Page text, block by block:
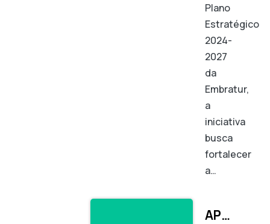
Plano
Estratégico
2024-
2027
da
Embratur,
a
iniciativa
busca
fortalecer
a…
APOIO FINANCEIRO A ORGANIZAÇÕES DA SOCIEDADE CIVIL QUE PRESTAM ASSISTÊNCIA DIRETA ÀS VÍTIMAS DE FORMAS CONTEMPORÂNEAS DE ESCRAVIDÃO E TORTURA